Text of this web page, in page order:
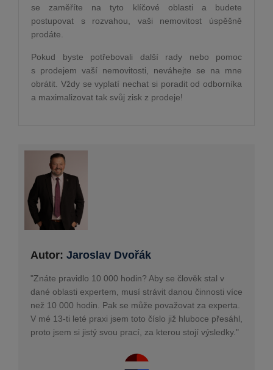
se zaměříte na tyto klíčové oblasti a budete
postupovat s rozvahou, vaši nemovitost úspěšně
prodáte.
Pokud byste potřebovali další rady nebo pomoc
s prodejem vaší nemovitosti, neváhejte se na mne
obrátit. Vždy se vyplatí nechat si poradit od odborníka
a maximalizovat tak svůj zisk z prodeje!
Autor: Jaroslav Dvořák
"Znáte pravidlo 10 000 hodin? Aby se člověk stal v
dané oblasti expertem, musí strávit danou činnosti více
než 10 000 hodin. Pak se může považovat za experta.
V mé 13-ti leté praxi jsem toto číslo již hluboce přesáhl,
proto jsem si jistý svou prací, za kterou stojí výsledky."